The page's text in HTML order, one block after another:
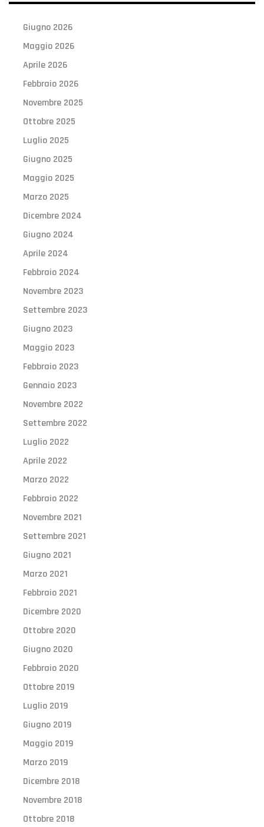
Giugno 2026
Maggio 2026
Aprile 2026
Febbraio 2026
Novembre 2025
Ottobre 2025
Luglio 2025
Giugno 2025
Maggio 2025
Marzo 2025
Dicembre 2024
Giugno 2024
Aprile 2024
Febbraio 2024
Novembre 2023
Settembre 2023
Giugno 2023
Maggio 2023
Febbraio 2023
Gennaio 2023
Novembre 2022
Settembre 2022
Luglio 2022
Aprile 2022
Marzo 2022
Febbraio 2022
Novembre 2021
Settembre 2021
Giugno 2021
Marzo 2021
Febbraio 2021
Dicembre 2020
Ottobre 2020
Giugno 2020
Febbraio 2020
Ottobre 2019
Luglio 2019
Giugno 2019
Maggio 2019
Marzo 2019
Dicembre 2018
Novembre 2018
Ottobre 2018